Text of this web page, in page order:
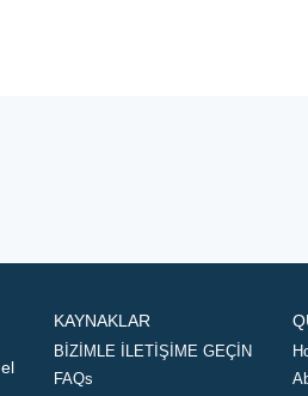
KAYNAKLAR
BİZİMLE İLETİŞİME GEÇİN
FAQs